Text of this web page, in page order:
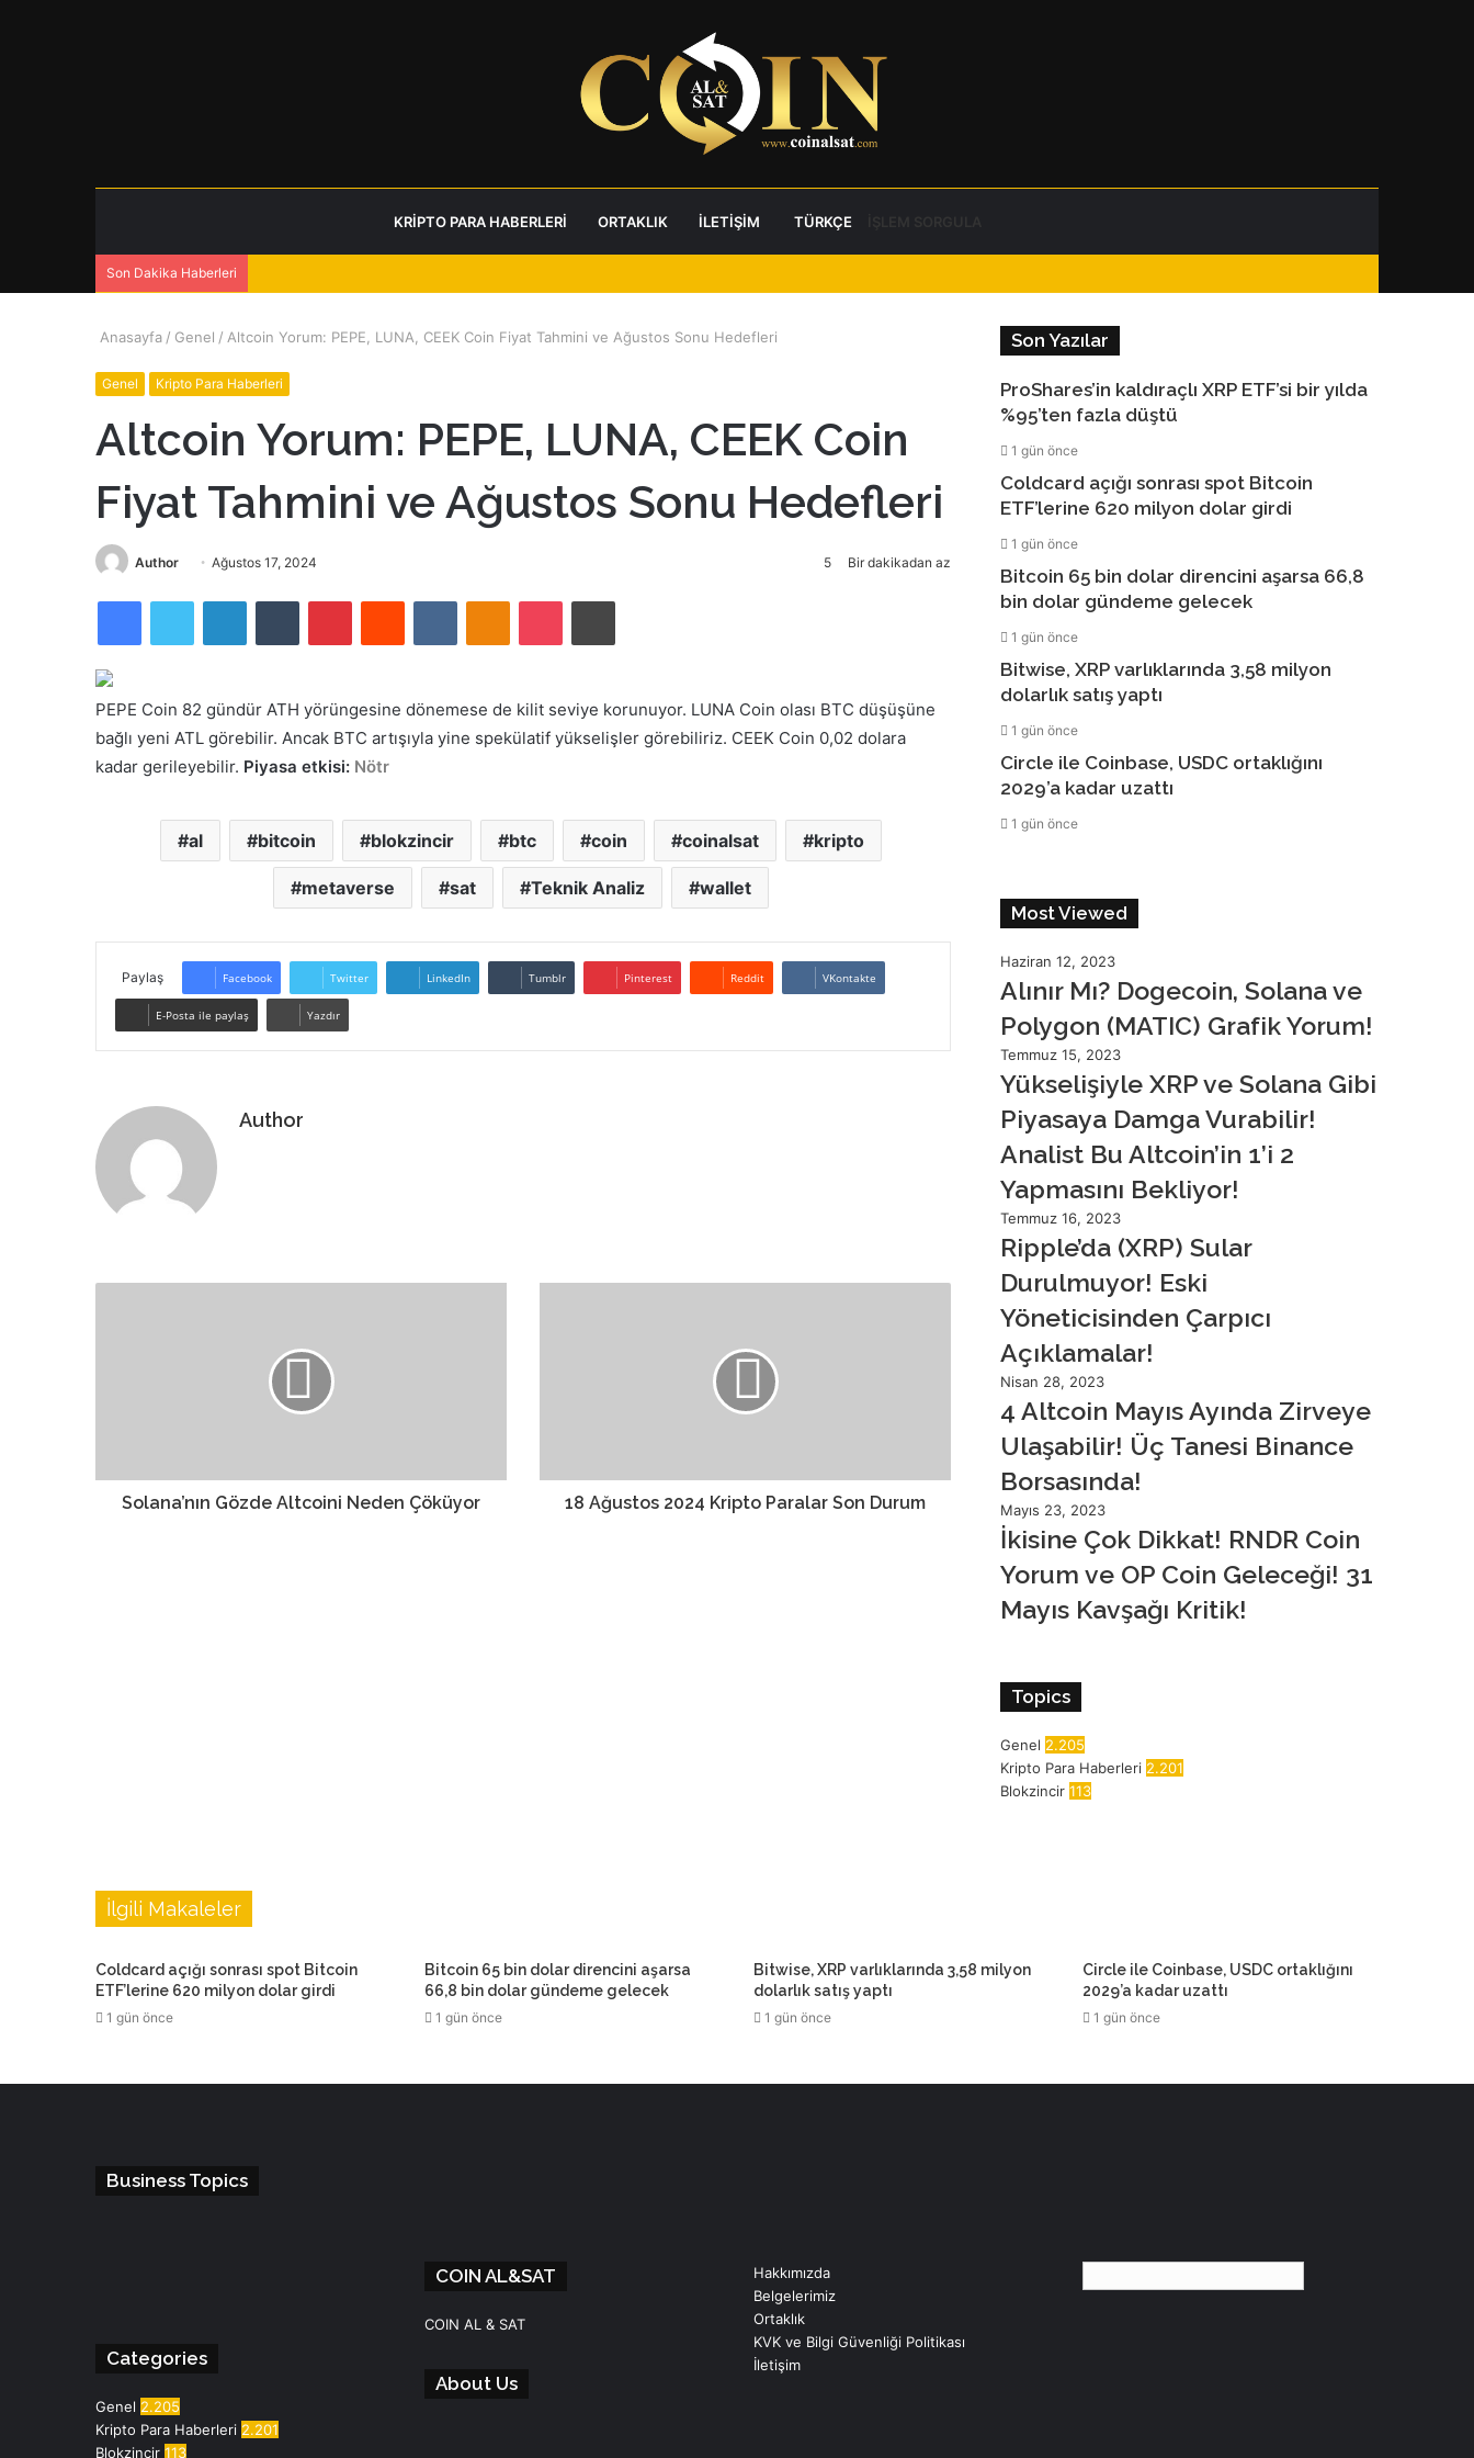
KRIPTO PARA HABERLERI ORTAKLIK İLETIŞIM TÜRKÇE
Son Dakika Haberleri
Anasayfa / Genel / Altcoin Yorum: PEPE, LUNA, CEEK Coin Fiyat Tahmini ve Ağustos Sonu Hedefleri
Genel Kripto Para Haberleri
Altcoin Yorum: PEPE, LUNA, CEEK Coin
Fiyat Tahmini ve Ağustos Sonu Hedefleri
Author
göndermek
Ağustos 17, 2024 5 Bir dakikadan az
FacebookTwitter LinkedInTumblr PinterestReddit VKontakteOdnoklassniki
Pocket Yazdır
PEPE Coin 82 gündür ATH yörüngesine dönemese de kilit seviye korunuyor. LUNA Coin olası BTC düşüşüne
bağlı yeni ATL görebilir. Ancak BTC artışıyla yine spekülatif yükselişler görebiliriz. CEEK Coin 0,02 dolara
kadar gerileyebilir. Piyasa etkisi: Nötr
al bitcoin blokzincir btc coin coinalsat kripto
metaverse sat Teknik Analiz wallet
Paylaş Facebook Twitter LinkedIn Tumblr Pinterest Reddit VKontakte
E-Posta ile paylaş Yazdır
Author
Solana’nın Gözde Altcoini Neden Çöküyor 18 Ağustos 2024 Kripto Paralar Son Durum
Son Yazılar
ProShares’in kaldıraçlı XRP ETF’si bir yılda
%95’ten fazla düştü
1 gün önce
Coldcard açığı sonrası spot Bitcoin
ETF’lerine 620 milyon dolar girdi
1 gün önce
Bitcoin 65 bin dolar direncini aşarsa 66,8
bin dolar gündeme gelecek
1 gün önce
Bitwise, XRP varlıklarında 3,58 milyon
dolarlık satış yaptı
1 gün önce
Circle ile Coinbase, USDC ortaklığını
2029’a kadar uzattı
1 gün önce
Most Viewed
Haziran 12, 2023
Alınır Mı? Dogecoin, Solana ve
Polygon (MATIC) Grafik Yorum!
Temmuz 15, 2023
Yükselişiyle XRP ve Solana Gibi
Piyasaya Damga Vurabilir!
Analist Bu Altcoin’in 1’i 2
Yapmasını Bekliyor!
Temmuz 16, 2023
Ripple’da (XRP) Sular
Durulmuyor! Eski
Yöneticisinden Çarpıcı
Açıklamalar!
Nisan 28, 2023
4 Altcoin Mayıs Ayında Zirveye
Ulaşabilir! Üç Tanesi Binance
Borsasında!
Mayıs 23, 2023
İkisine Çok Dikkat! RNDR Coin
Yorum ve OP Coin Geleceği! 31
Mayıs Kavşağı Kritik!
Topics
Genel 2.205
Kripto Para Haberleri 2.201
Blokzincir 113
İlgili Makaleler
Coldcard açığı sonrası spot Bitcoin
ETF’lerine 620 milyon dolar girdi
1 gün önce
Bitcoin 65 bin dolar direncini aşarsa
66,8 bin dolar gündeme gelecek
1 gün önce
Bitwise, XRP varlıklarında 3,58 milyon
dolarlık satış yaptı
1 gün önce
Circle ile Coinbase, USDC ortaklığını
2029’a kadar uzattı
1 gün önce
Business Topics
Categories
Genel 2.205
Kripto Para Haberleri 2.201
Blokzincir 113
COIN AL&SAT
COIN AL & SAT
About Us
Hakkımızda
Belgelerimiz
Ortaklık
KVK ve Bilgi Güvenliği Politikası
İletişim